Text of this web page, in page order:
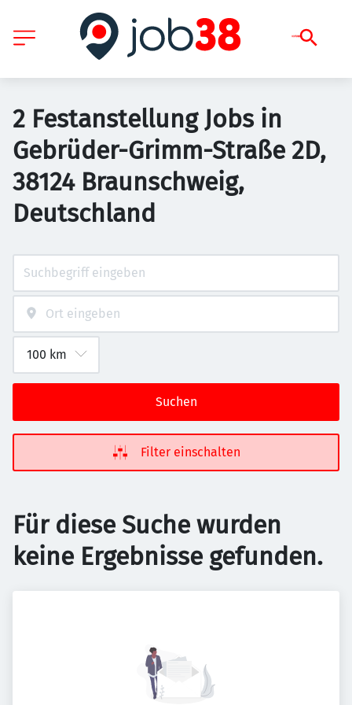
2 Festanstellung Jobs in
Gebrüder-Grimm-Straße 2D,
38124 Braunschweig,
Deutschland
Suchen
Filter einschalten
Für diese Suche wurden
keine Ergebnisse gefunden.